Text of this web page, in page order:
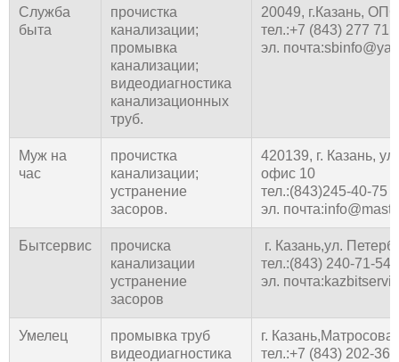
Служба
быта
прочистка
канализации;
промывка
канализации;
видеодиагностика
канализационных
труб.
20049, г.Казань,
тел.:+7 (843) 277 71
эл.
Муж на
час
прочистка
канализации;
устранение
засоров.
420139, г. Казань,
офис 10
тел.:(843)245-40-75
эл.
Бытсервис
прочиска
канализации
устранение
засоров
г. Казань,ул.
тел.:(843) 240-71-54
эл.
Умелец
промывка труб
видеодиагностика
г.
тел.:+7 (843) 202-36-